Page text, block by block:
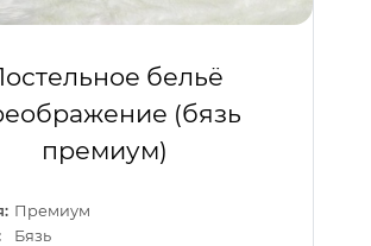
бельё
(бязь
премиум)
Премиум
Бязь